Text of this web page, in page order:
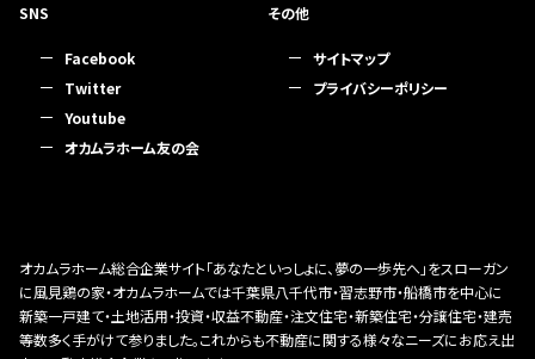
SNS
Facebook
Twitter
Youtube
オカムラホーム友の会
その他
サイトマップ
プライバシーポリシー
オカムラホーム総合企業サイト「あなたといっしょに、夢の一歩先へ」をスローガン
に風見鶏の家・オカムラホームでは千葉県八千代市・習志野市・船橋市を中心に
新築一戸建て・土地活用・投資・収益不動産・注文住宅・新築住宅・分譲住宅・建売
等数多く手がけて参りました。これからも不動産に関する様々なニーズにお応え出